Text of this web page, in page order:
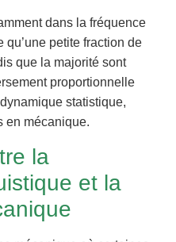
dans la fréquence
petite fraction de
que la majorité sont
proportionnelle
statistique,
en mécanique.
la
et la